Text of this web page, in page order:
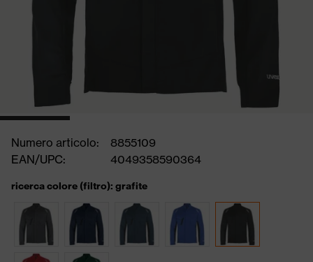
Numero articolo:
8855109
EAN/UPC:
4049358590364
ricerca colore (filtro): grafite